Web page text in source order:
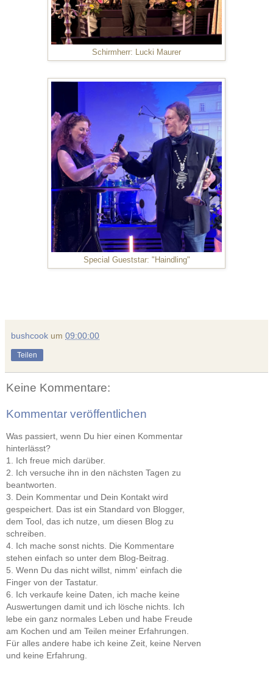
Schirmherr: Lucki Maurer
Special Gueststar: "Haindling"
bushcook um 09:00:00
Teilen
Keine Kommentare:
Kommentar veröffentlichen
Was passiert, wenn Du hier einen Kommentar
hinterlässt?
1. Ich freue mich darüber.
2. Ich versuche ihn in den nächsten Tagen zu
beantworten.
3. Dein Kommentar und Dein Kontakt wird
gespeichert. Das ist ein Standard von Blogger,
dem Tool, das ich nutze, um diesen Blog zu
schreiben.
4. Ich mache sonst nichts. Die Kommentare
stehen einfach so unter dem Blog-Beitrag.
5. Wenn Du das nicht willst, nimm' einfach die
Finger von der Tastatur.
6. Ich verkaufe keine Daten, ich mache keine
Auswertungen damit und ich lösche nichts. Ich
lebe ein ganz normales Leben und habe Freude
am Kochen und am Teilen meiner Erfahrungen.
Für alles andere habe ich keine Zeit, keine Nerven
und keine Erfahrung.